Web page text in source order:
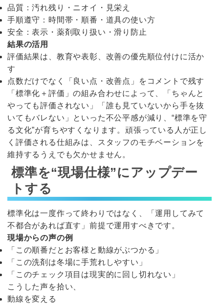
品質：汚れ残り・ニオイ・見栄え
手順遵守：時間帯・順番・道具の使い方
安全：表示・薬剤取り扱い・滑り防止
結果の活用
評価結果は、教育や表彰、改善の優先順位付けに活か
す
点数だけでなく「良い点・改善点」をコメントで残す
「標準化＋評価」の組み合わせによって、「ちゃんと
やっても評価されない」「誰も見ていないから手を抜
いてもバレない」といった不公平感が減り、“標準を守
る文化”が育ちやすくなります。頑張っている人が正し
く評価される仕組みは、スタッフのモチベーションを
維持するうえでも欠かせません。
標準を“現場仕様”にアップデー
トする
標準化は一度作って終わりではなく、「運用してみて
不都合があれば直す」前提で運用すべきです。
現場からの声の例
「この順番だとお客様と動線がぶつかる」
「この洗剤は冬場に手荒れしやすい」
「このチェック項目は現実的に回し切れない」
こうした声を拾い、
動線を変える